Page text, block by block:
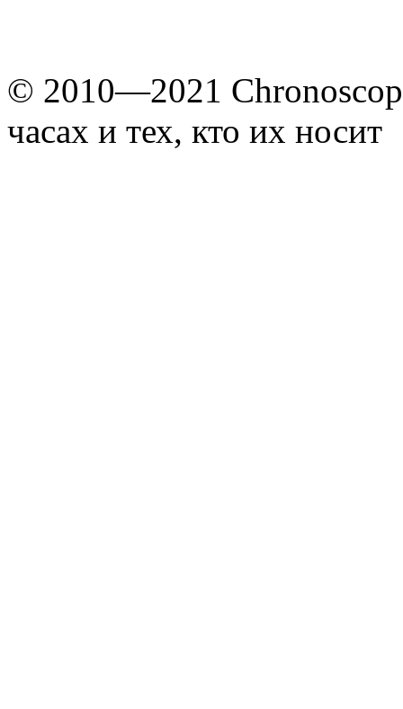
© 2010—2021
часах и тех, кто их носит